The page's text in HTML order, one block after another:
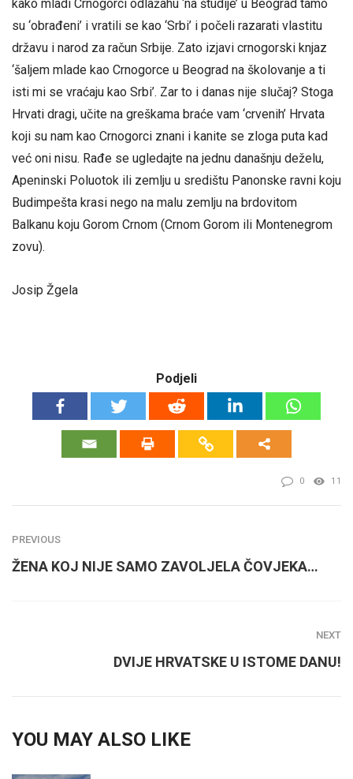
kako mladi Crnogorci odlažahu ‘na študije’ u Beograd tamo
su ‘obrađeni’ i vratili se kao ‘Srbi’ i počeli razarati vlastitu
državu i narod za račun Srbije. Zato izjavi crnogorski knjaz
‘šaljem mlade kao Crnogorce u Beograd na školovanje a ti
isti mi se vraćaju kao Srbi’. Zar to i danas nije slučaj? Stoga
Hrvati dragi, učite na greškama braće vam ‘crvenih’ Hrvata
koji su nam kao Crnogorci znani i kanite se zloga puta kad
već oni nisu. Rađe se ugledajte na jednu današnju deželu,
Apeninski Poluotok ili zemlju u središtu Panonske ravni koju
Budimpešta krasi nego na malu zemlju na brdovitom
Balkanu koju Gorom Crnom (Crnom Gorom ili Montenegrom
zovu).
Josip Žgela
Podjeli
0 11
PREVIOUS
ŽENA KOJ NIJE SAMO ZAVOLJELA ČOVJEKA…
NEXT
DVIJE HRVATSKE U ISTOME DANU!
YOU MAY ALSO LIKE